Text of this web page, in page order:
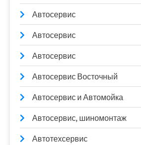
Автосервис
Автосервис
Автосервис
Автосервис Восточный
Автосервис и Автомойка
Автосервис, шиномонтаж
Автотехсервис